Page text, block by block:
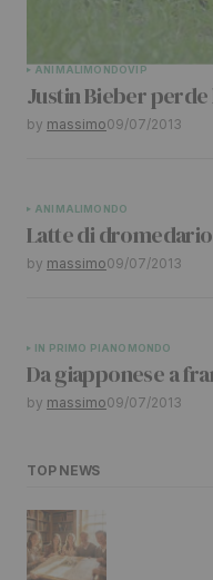
ANIMALIMONDOVIP
Justin Bieber
by massimo09/07/2013
ANIMALIMONDO
Latte di
by massimo09/07/2013
IN PRIMO PIANO MONDO
Da giapponese a
by massimo09/07/2013
TOP NEWS